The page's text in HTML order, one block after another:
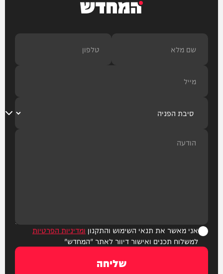
המחדש
אני מאשר את תנאי השימוש והתקנון ומדיניות הפרטיות
למשלוח תכנים ואישור דיוור לאתר "המחדש"
שליחה